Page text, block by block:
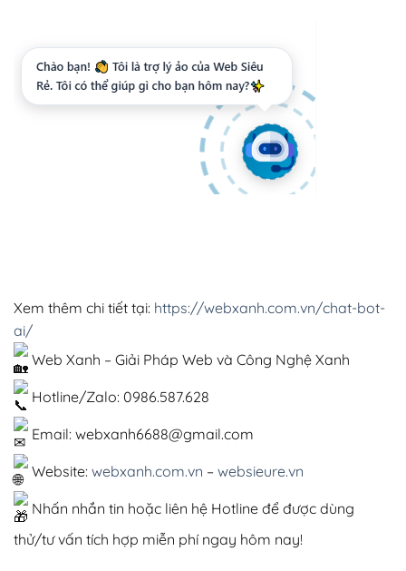
Xem thêm chi tiết tại: https://webxanh.com.vn/chat-bot-
ai/
Web Xanh – Giải Pháp Web và Công Nghệ Xanh
Hotline/Zalo: 0986.587.628
Email: webxanh6688@gmail.com
Website: webxanh.com.vn – websieure.vn
Nhấn nhắn tin hoặc liên hệ Hotline để được dùng
thử/tư vấn tích hợp miễn phí ngay hôm nay!